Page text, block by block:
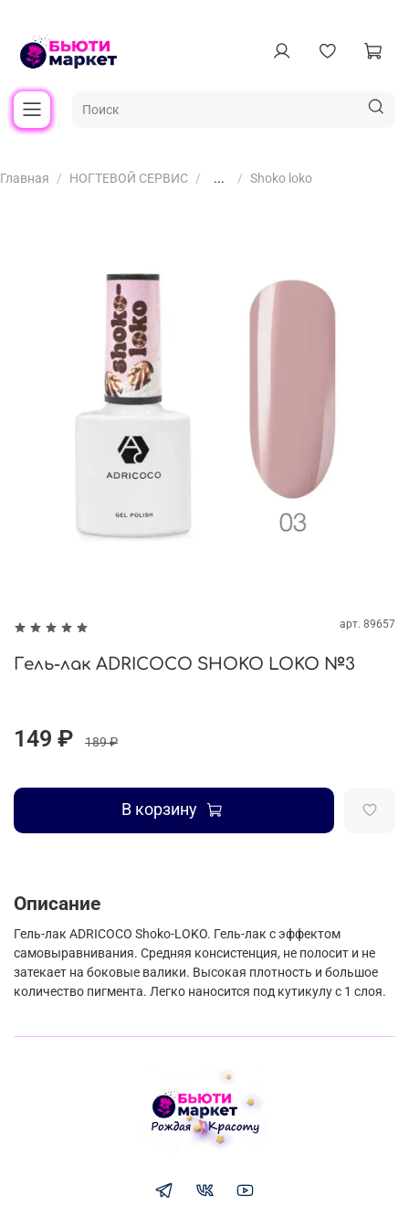
Главная НОГТЕВОЙ СЕРВИС ... Shoko loko
арт. 89657
Гель-лак ADRICOCO SHOKO LOKO №3
149 ₽ 189 ₽
В корзину
Описание
Гель-лак ADRICOCO Shoko-LOKO. Гель-лак с эффектом
самовыравнивания. Средняя консистенция, не полосит и не
затекает на боковые валики. Высокая плотность и большое
количество пигмента. Легко наносится под кутикулу с 1 слоя.